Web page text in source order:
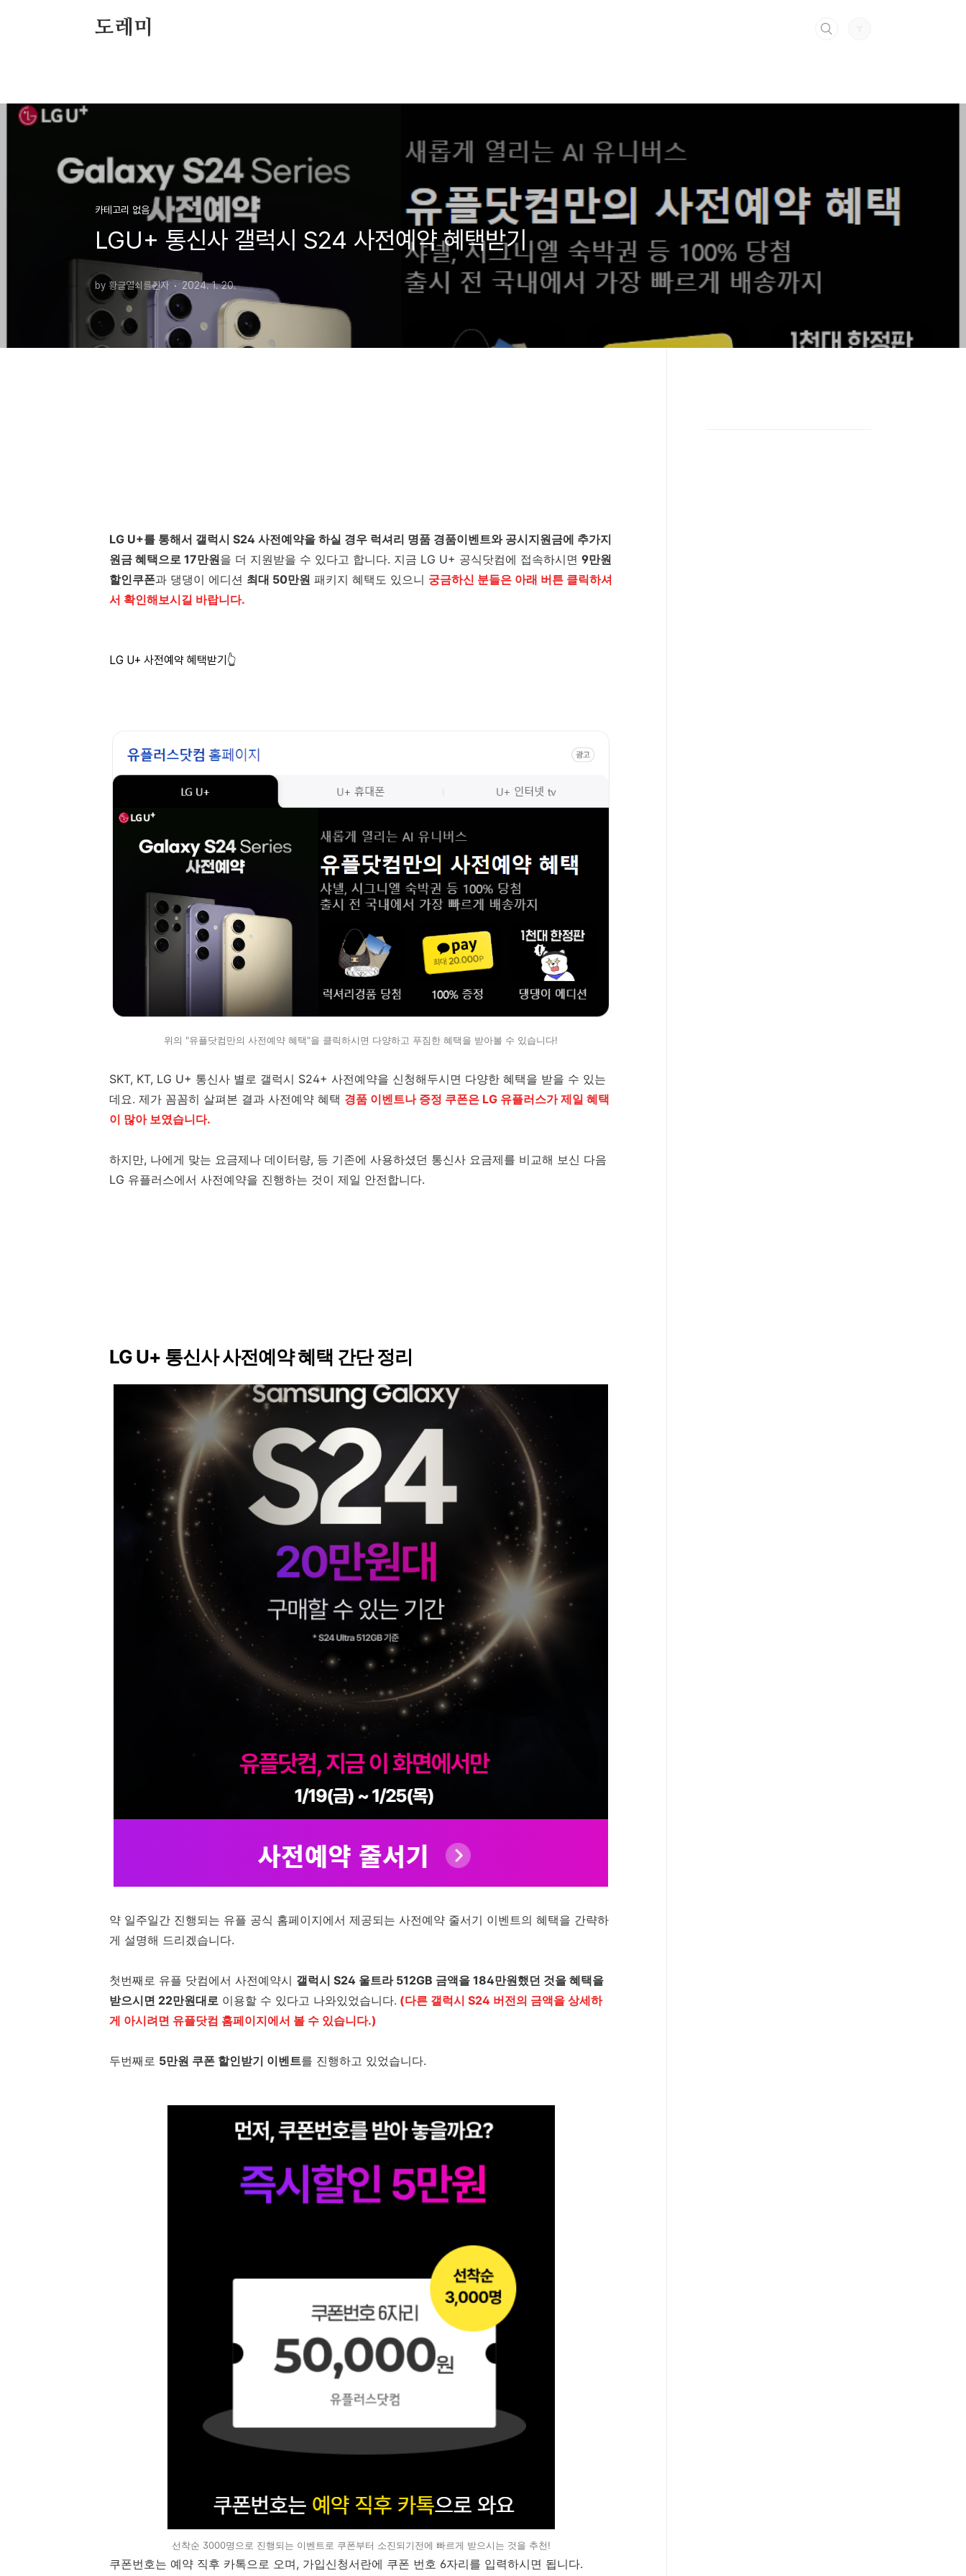
도레미
카테고리 없음
LGU+ 통신사 갤럭시 S24 사전예약 혜택받기
by 황금열쇠를쥔자 2024. 1. 20.
LG U+를 통해서 갤럭시 S24 사전예약을 하실 경우 럭셔리 명품 경품이벤트와 공시지원금에 추가지
원금 혜택으로 17만원을 더 지원받을 수 있다고 합니다. 지금 LG U+ 공식닷컴에 접속하시면 9만원
할인쿠폰과 댕댕이 에디션 최대 50만원 패키지 혜택도 있으니 궁금하신 분들은 아래 버튼 클릭하셔
서 확인해보시길 바랍니다.
LG U+ 사전예약 혜택받기👆
위의 "유플닷컴만의 사전예약 혜택"을 클릭하시면 다양하고 푸짐한 혜택을 받아볼 수 있습니다!
SKT, KT, LG U+ 통신사 별로 갤럭시 S24+ 사전예약을 신청해두시면 다양한 혜택을 받을 수 있는
데요. 제가 꼼꼼히 살펴본 결과 사전예약 혜택 경품 이벤트나 증정 쿠폰은 LG 유플러스가 제일 혜택
이 많아 보였습니다.
하지만, 나에게 맞는 요금제나 데이터량, 등 기존에 사용하셨던 통신사 요금제를 비교해 보신 다음
LG 유플러스에서 사전예약을 진행하는 것이 제일 안전합니다.
LG U+ 통신사 사전예약 혜택 간단 정리
약 일주일간 진행되는 유플 공식 홈페이지에서 제공되는 사전예약 줄서기 이벤트의 혜택을 간략하
게 설명해 드리겠습니다.
첫번째로 유플 닷컴에서 사전예약시 갤럭시 S24 울트라 512GB 금액을 184만원했던 것을 혜택을
받으시면 22만원대로 이용할 수 있다고 나와있었습니다. (다른 갤럭시 S24 버전의 금액을 상세하
게 아시려면 유플닷컴 홈페이지에서 볼 수 있습니다.)
두번째로 5만원 쿠폰 할인받기 이벤트를 진행하고 있었습니다.
선착순 3000명으로 진행되는 이벤트로 쿠폰부터 소진되기전에 빠르게 받으시는 것을 추천!
쿠폰번호는 예약 직후 카톡으로 오며, 가입신청서란에 쿠폰 번호 6자리를 입력하시면 됩니다.